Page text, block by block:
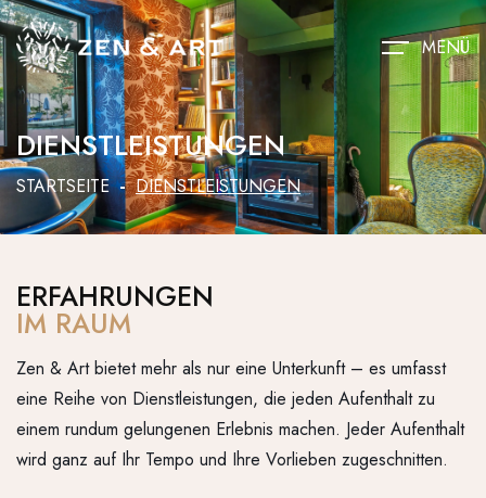
MENÜ
DIENSTLEISTUNGEN
STARTSEITE DIENSTLEISTUNGEN
ERFAHRUNGEN
IM RAUM
Zen & Art bietet mehr als nur eine Unterkunft – es umfasst
eine Reihe von Dienstleistungen, die jeden Aufenthalt zu
einem rundum gelungenen Erlebnis machen. Jeder Aufenthalt
wird ganz auf Ihr Tempo und Ihre Vorlieben zugeschnitten.